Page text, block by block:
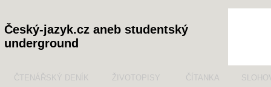
Český-jazyk.cz aneb studentský
underground
ČTENÁŘSKÝ DENÍK ŽIVOTOPISY ČÍTANKA